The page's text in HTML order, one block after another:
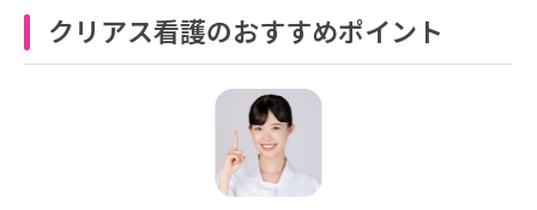
クリアス看護のおすすめポイント